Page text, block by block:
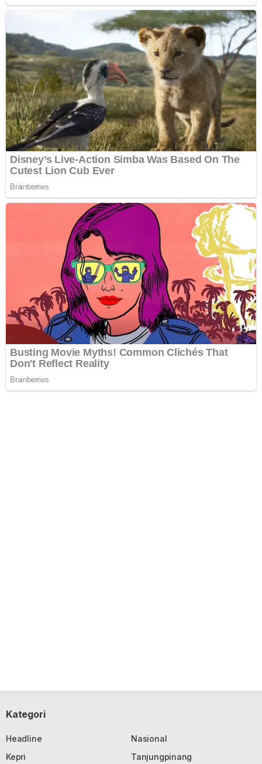
Kategori
Headline
Nasional
Kepri
Tanjungpinang